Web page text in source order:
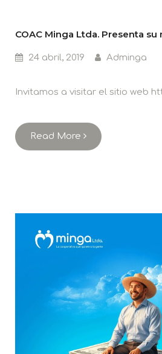
COAC Minga Ltda. Presenta su
24 abril, 2019 Adminga
Invitamos a visitar el sitio web
Read More